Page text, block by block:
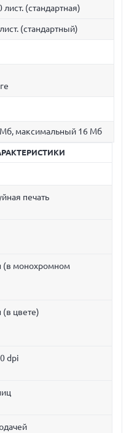
лист. (стандартная)
(стандартный)
максимальный 16 Мб
печать
(в монохромном
(в цвете)
dpi